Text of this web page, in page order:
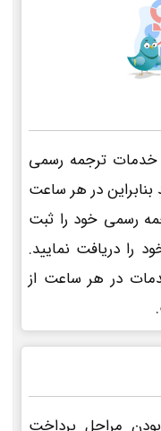
خدمات ترجمه رسمی
نماید بنابراین در هر ساعت
رسمی خود را ثبت
را دریافت نمایید.
در هر ساعت از